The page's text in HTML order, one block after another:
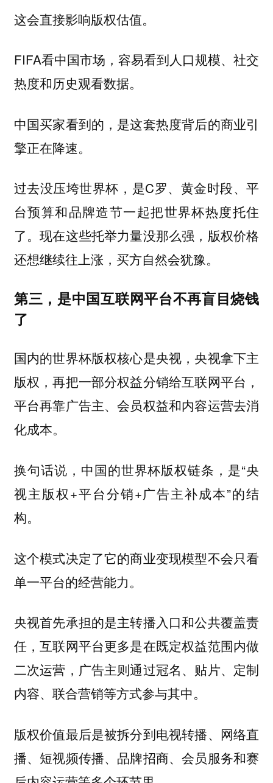
这会直接影响版权估值。
FIFA看中国市场，容易看到人口规模、社交
热度和历史观看数据。
中国买家看到的，是这套热度背后的商业引
擎正在降速。
过去没压垮世界杯，是C罗、黄金时段、平
台预算和品牌造节一起把世界杯热度托住
了。现在这些托举力量没那么强，版权价格
还想继续往上涨，买方自然会犹豫。
第三，是中国互联网平台不再盲目烧钱
了
国内的世界杯版权核心是央视，央视拿下主
版权，再把一部分权益分销给互联网平台，
平台再靠广告主、会员权益和内容运营去消
化成本。
换句话说，中国的世界杯版权链条，是“央
视主版权+平台分销+广告主补成本”的结
构。
这个模式决定了它的商业变现模型不会只看
单一平台的经营能力。
央视首先承担的是主转播入口和公共覆盖责
任，互联网平台更多是在既定权益范围内做
二次运营，广告主则通过冠名、贴片、定制
内容、联合营销等方式参与其中。
版权价值最后是被拆分到电视转播、网络直
播、短视频传播、品牌招商、会员服务和赛